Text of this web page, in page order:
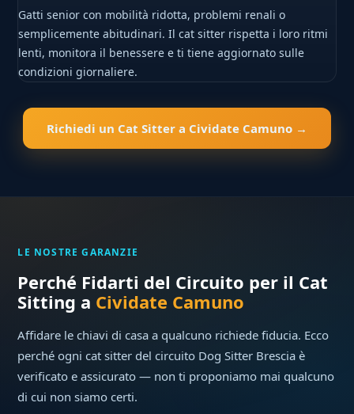
Gatti senior con mobilità ridotta, problemi renali o
semplicemente abitudinari. Il cat sitter rispetta i loro ritmi
lenti, monitora il benessere e ti tiene aggiornato sulle
condizioni giornaliere.
Richiedi un Cat Sitter a Cividate Camuno →
LE NOSTRE GARANZIE
Perché Fidarti del Circuito per il Cat
Sitting a Cividate Camuno
Affidare le chiavi di casa a qualcuno richiede fiducia. Ecco
perché ogni cat sitter del circuito Dog Sitter Brescia è
verificato e assicurato — non ti proponiamo mai qualcuno
di cui non siamo certi.